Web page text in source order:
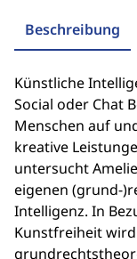
Beschreibung
Künstliche
Social oder Chat
Menschen auf
kreative
untersucht
eigenen (grund-
Intelligenz. In
Kunstfreiheit